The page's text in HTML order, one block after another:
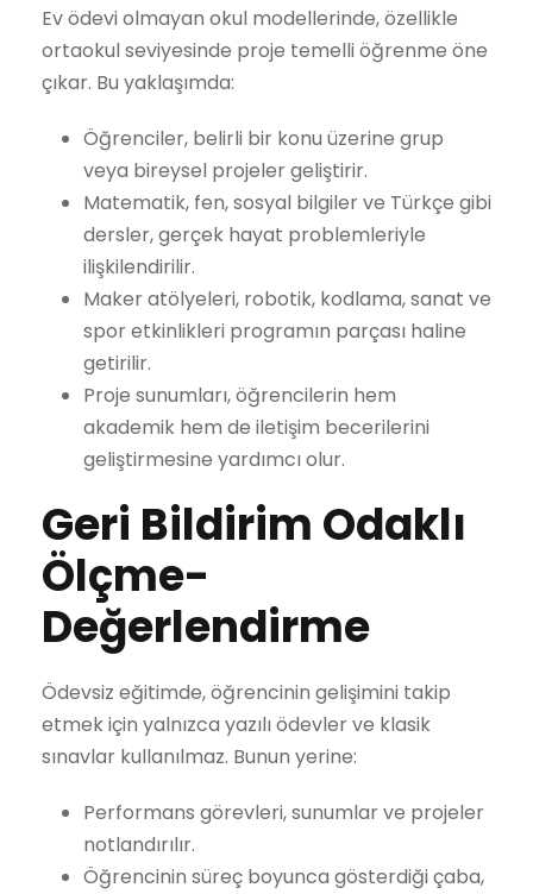
Ev ödevi olmayan okul modellerinde, özellikle
ortaokul seviyesinde proje temelli öğrenme öne
çıkar. Bu yaklaşımda:
Öğrenciler, belirli bir konu üzerine grup
veya bireysel projeler geliştirir.
Matematik, fen, sosyal bilgiler ve Türkçe gibi
dersler, gerçek hayat problemleriyle
ilişkilendirilir.
Maker atölyeleri, robotik, kodlama, sanat ve
spor etkinlikleri programın parçası haline
getirilir.
Proje sunumları, öğrencilerin hem
akademik hem de iletişim becerilerini
geliştirmesine yardımcı olur.
Geri Bildirim Odaklı
Ölçme-
Değerlendirme
Ödevsiz eğitimde, öğrencinin gelişimini takip
etmek için yalnızca yazılı ödevler ve klasik
sınavlar kullanılmaz. Bunun yerine:
Performans görevleri, sunumlar ve projeler
notlandırılır.
Öğrencinin süreç boyunca gösterdiği çaba,